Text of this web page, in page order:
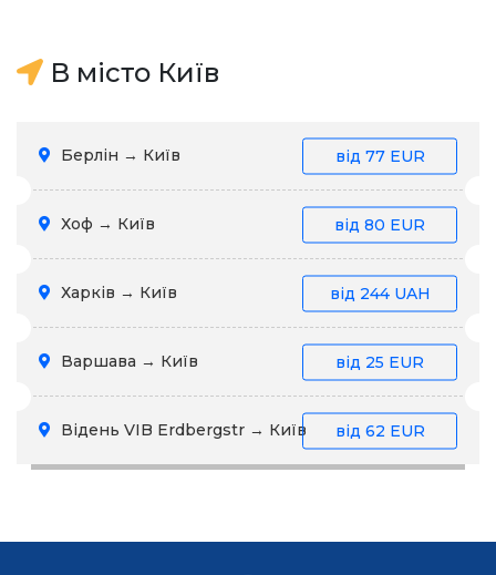
В місто Київ
Берлін → Київ від 77 EUR
Хоф → Київ від 80 EUR
Харків → Київ від 244 UAH
Варшава → Київ від 25 EUR
Відень VIB Erdbergstr → Київ від 62 EUR